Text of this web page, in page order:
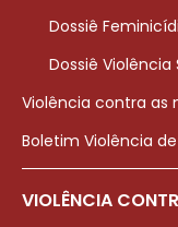
Dossiê
Dossiê Violência
Violência contra as
Boletim Violência
VIOLÊNCIA